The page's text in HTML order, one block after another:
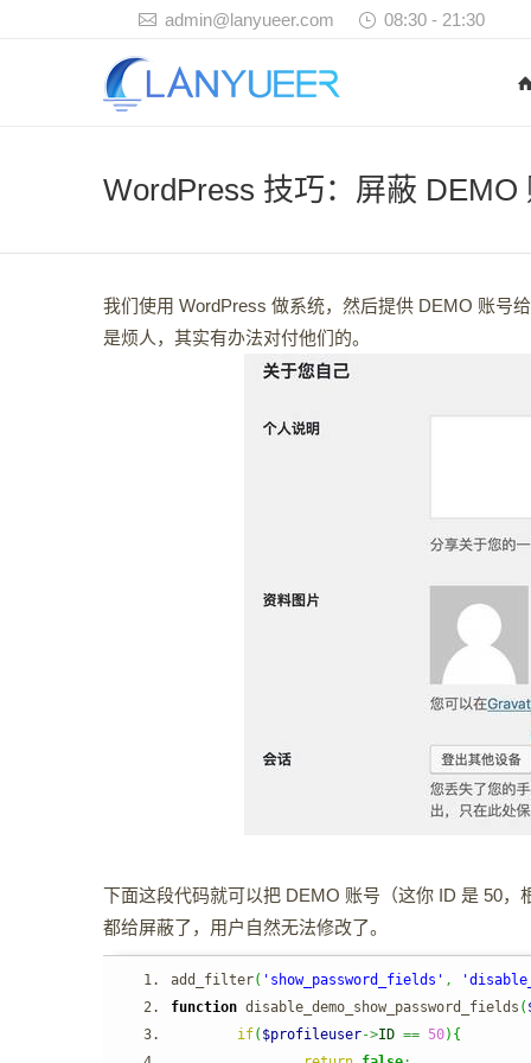
admin@lanyueer.com 08:30 - 21:30
WordPress 技巧：屏蔽 DEMO
我们使用 WordPress 做系统，然后提供 DEMO 账号
是烦人，其实有办法对付他们的。
下面这段代码就可以把 DEMO 账号（这你 ID 是 50
都给屏蔽了，用户自然无法修改了。
add_filter( 'show_password_fields' ,
function disable_demo_show_password_fields (
if( $profileuser->ID == 50) {